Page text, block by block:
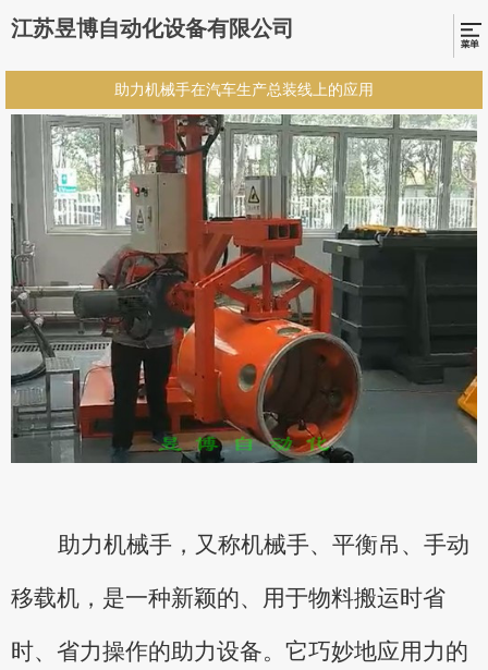
江苏昱博自动化设备有限公司
助力机械手在汽车生产总装线上的应用
助力机械手，又称机械手、平衡吊、手动
移载机，是一种新颖的、用于物料搬运时省
时、省力操作的助力设备。它巧妙地应用力的